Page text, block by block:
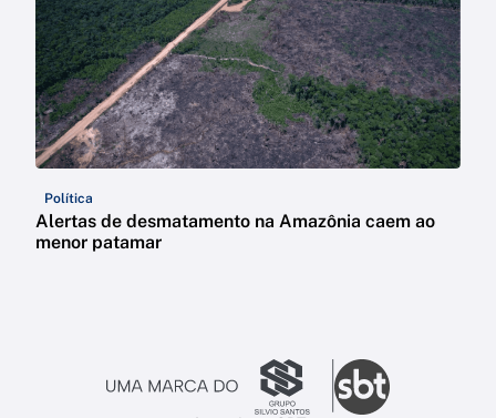
Política
Alertas de desmatamento na Amazônia caem ao
menor patamar